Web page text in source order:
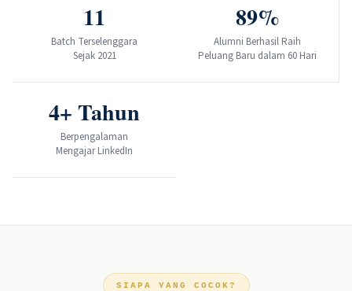
11
Batch Terselenggara
Sejak 2021
89%
Alumni Berhasil Raih
Peluang Baru dalam 60 Hari
4+ Tahun
Berpengalaman
Mengajar LinkedIn
SIAPA YANG COCOK?